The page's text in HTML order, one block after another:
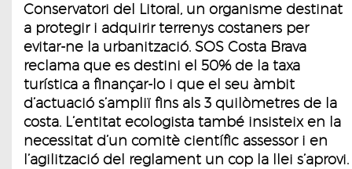
Conservatori del Litoral, un organisme destinat
a protegir i adquirir terrenys costaners per
evitar-ne la urbanització. SOS Costa Brava
reclama que es destini el 50% de la taxa
turística a finançar-lo i que el seu àmbit
d’actuació s’ampliï fins als 3 quilòmetres de la
costa. L’entitat ecologista també insisteix en la
necessitat d’un comitè científic assessor i en
l’agilització del reglament un cop la llei s’aprovi.